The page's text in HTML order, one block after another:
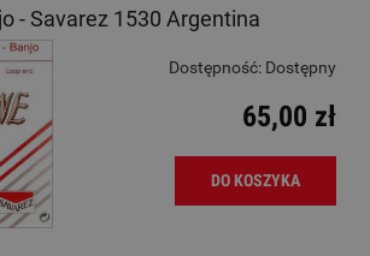
- Savarez 1530 Argentina
Dostępność: Dostępny
65,00 zł
DO KOSZYKA